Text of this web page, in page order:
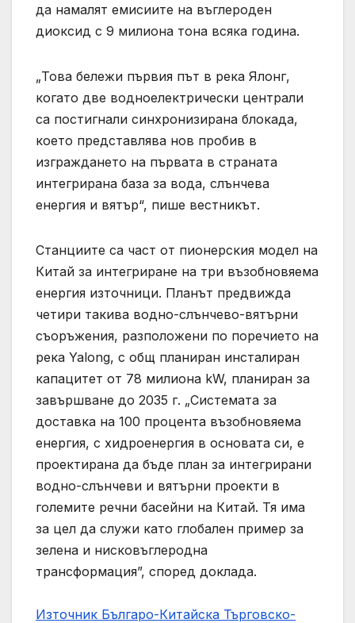
да намалят емисиите на въглероден
диоксид с 9 милиона тона всяка година.
„Това бележи първия път в река Ялонг,
когато две водноелектрически централи
са постигнали синхронизирана блокада,
което представлява нов пробив в
изграждането на първата в страната
интегрирана база за вода, слънчева
енергия и вятър“, пише вестникът.
Станциите са част от пионерския модел на
Китай за интегриране на три възобновяема
енергия източници. Планът предвижда
четири такива водно-слънчево-вятърни
съоръжения, разположени по поречието на
река Yalong, с общ планиран инсталиран
капацитет от 78 милиона kW, планиран за
завършване до 2035 г. „Системата за
доставка на 100 процента възобновяема
енергия, с хидроенергия в основата си, е
проектирана да бъде план за интегрирани
водно-слънчеви и вятърни проекти в
големите речни басейни на Китай. Тя има
за цел да служи като глобален пример за
зелена и нисковъглеродна
трансформация”, според доклада.
Източник Българо-Китайска Търговско-